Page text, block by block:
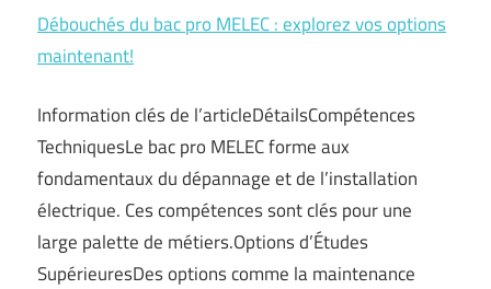
Débouchés du bac pro MELEC : explorez vos options
maintenant!
Information clés de l’articleDétailsCompétences
TechniquesLe bac pro MELEC forme aux
fondamentaux du dépannage et de l’installation
électrique. Ces compétences sont clés pour une
large palette de métiers.Options d’Études
SupérieuresDes options comme la maintenance